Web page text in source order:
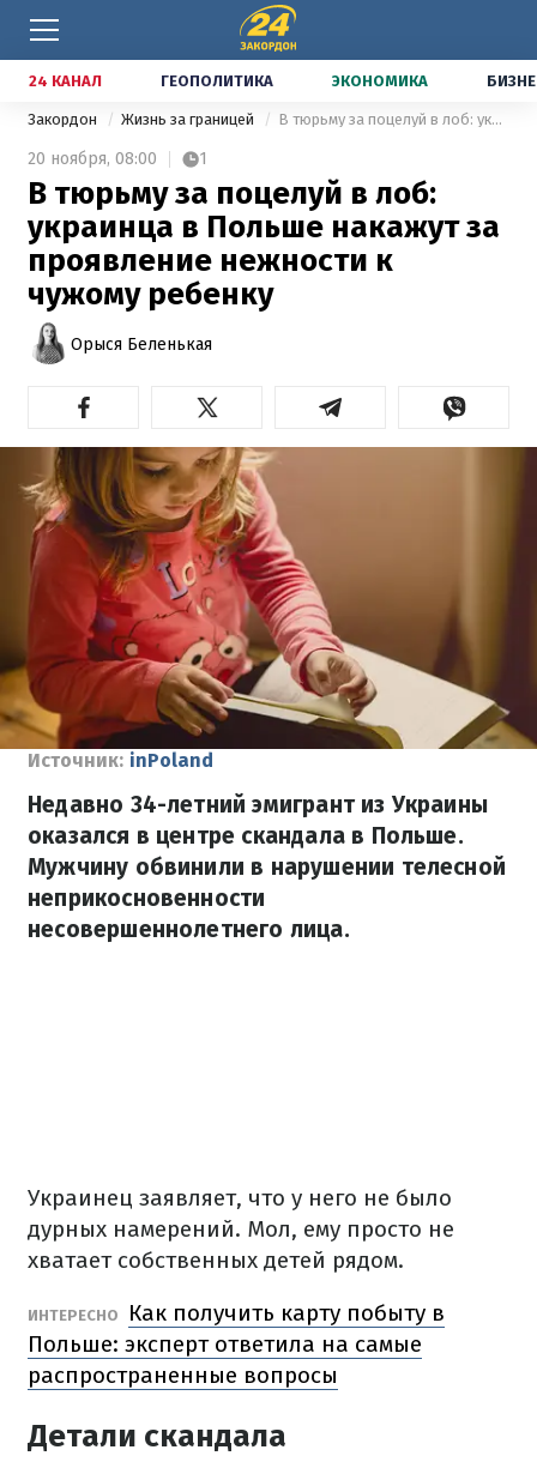
24 КАНАЛ ГЕОПОЛИТИКА ЭКОНОМИКА
Закордон Жизнь за границей В тюрьму за поцелуй в лоб: украинца в Польше накажут за проявление нежности к чужому ребенку
20 ноября, 08:00 1
В тюрьму за поцелуй в лоб:
украинца в Польше накажут за
проявление нежности к
чужому ребенку
Орыся Беленькая
Источник: inPoland
Недавно 34-летний эмигрант из Украины
оказался в центре скандала в Польше.
Мужчину обвинили в нарушении телесной
неприкосновенности
несовершеннолетнего лица.
Украинец заявляет, что у него не было
дурных намерений. Мол, ему просто не
хватает собственных детей рядом.
ИНТЕРЕСНО
Как получить карту побыту в
Польше: эксперт ответила на самые
распространенные вопросы
Детали скандала